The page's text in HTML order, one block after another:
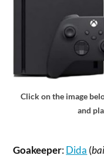
Click on the image
and
Goakeeper:Dida (